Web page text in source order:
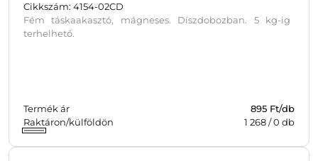
Cikkszám: 4154-02CD
Fém táskaakasztó, mágneses. Díszdobozban. 5 kg-ig
terhelhető.
Termék ár
895 Ft/db
Raktáron/külföldön
1 268/0 db